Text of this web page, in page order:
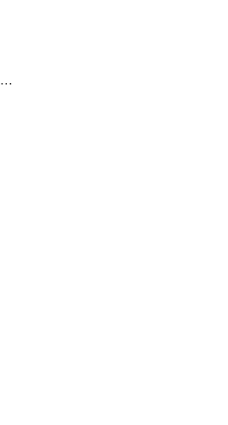
العرب نيوز ( الامارات العربية ) بعدما أعلنت الإمارات، الأسبوع الماضي الموافقة العاجلة على استخدام…